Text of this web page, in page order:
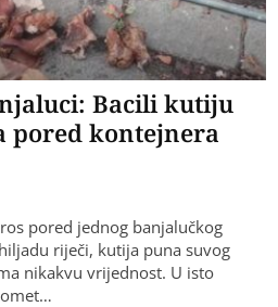
Bacili kutiju
pored kontejnera
pored jednog banjalučkog
riječi, kutija puna suvog
nikakvu vrijednost. U isto